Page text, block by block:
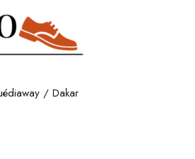
/ Dakar